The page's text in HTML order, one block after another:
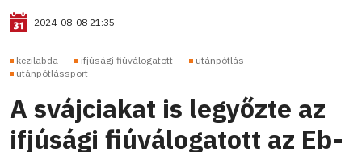
2024-08-08 21:35
kezilabda ifjúsági fiúválogatott
utánpótlás
utánpótlássport
A svájciakat is legyőzte az
ifjúsági fiúválogatott az Eb-